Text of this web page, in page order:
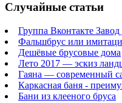
Cлучайные статьи
Группа Вконтакте
Фальшбрус или
Дешёвые брусовые дома
Лето 2017 — эскиз
Гаяна — современный
Каркасная баня -
Бани из клееного бруса